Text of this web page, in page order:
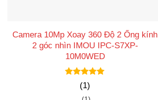
Camera 10Mp Xoay 360 Độ 2 Ống kính
2 góc nhìn IMOU IPC-S7XP-
10M0WED
Được xếp
hạng55
(1)